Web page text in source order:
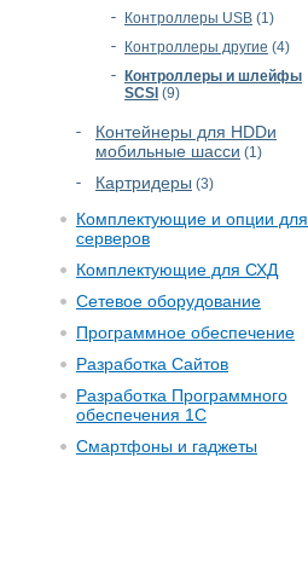
Контроллеры USB (1)
Контроллеры другие (4)
Контроллеры и шлейфы
SCSI (9)
Контейнеры для HDDи
мобильные шасси (1)
Картридеры (3)
Комплектующие и опции для
серверов
Комплектующие для СХД
Сетевое оборудование
Программное обеспечение
Разработка Сайтов
Разработка Программного
обеспечения 1С
Смартфоны и гаджеты